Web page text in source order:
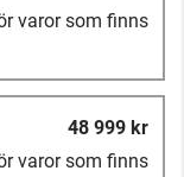
varor som finns
48 999 kr
varor som finns